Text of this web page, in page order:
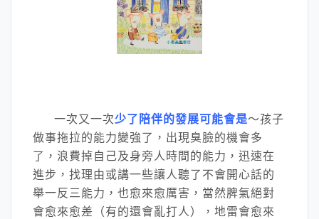
一次又一次少了陪伴的發展可能會是～孩子
做事拖拉的能力變強了，出現臭臉的機會多
了，浪費掉自己及身旁人時間的能力，迅速在
進步，找理由或講一些讓人聽了不會開心話的
舉一反三能力，也愈來愈厲害，當然脾氣絕對
會愈來愈差（有的還會亂打人），地雷會愈來